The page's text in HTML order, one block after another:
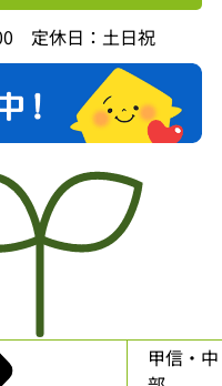
定休日：土日祝
甲信・中